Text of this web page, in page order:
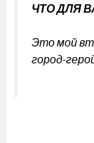
ЧТО ДЛЯ
Это мой
город-